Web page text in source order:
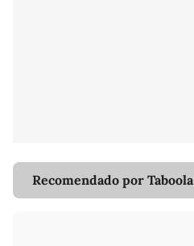
Recomendado por Taboola